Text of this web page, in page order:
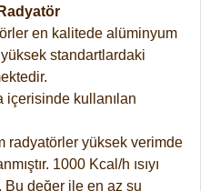
en kalitede alüminyum
standartlardaki
içerisinde kullanılan
radyatörler yüksek verimde
1000 Kcal/h ısıyı
Bu değer ile en az su